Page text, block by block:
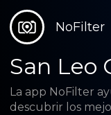
NoFilter
San Leo
La app NoFilter
descubrir los